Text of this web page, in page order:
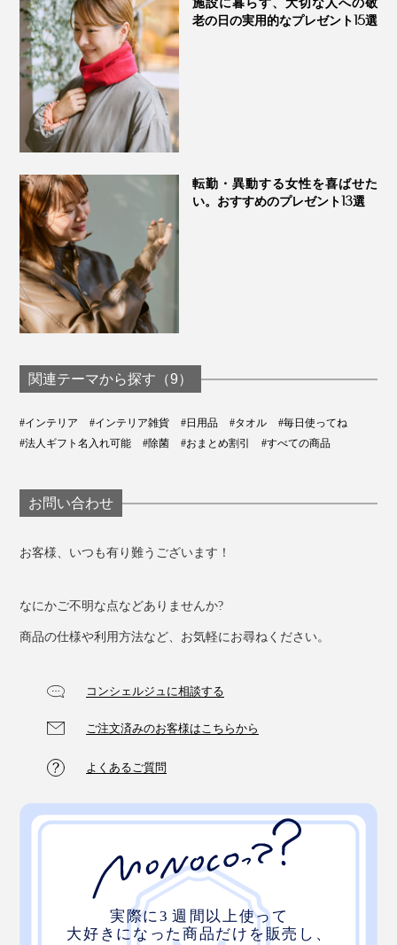
老の日の実用的なプレゼント15選
転勤・異動する女性を喜ばせた
い。おすすめのプレゼント13選
関連テーマから探す（9）
#インテリア #インテリア雑貨 #日用品 #タオル
#毎日使ってね
#法人ギフト名入れ可能
#除菌 #おまとめ割引 #すべての商品
お問い合わせ
お客様、いつも有り難うございます！
なにかご不明な点などありませんか?
商品の仕様や利用方法など、お気軽にお尋ねください。
コンシェルジュに相談する
ご注文済みのお客様はこちらから
よくあるご質問